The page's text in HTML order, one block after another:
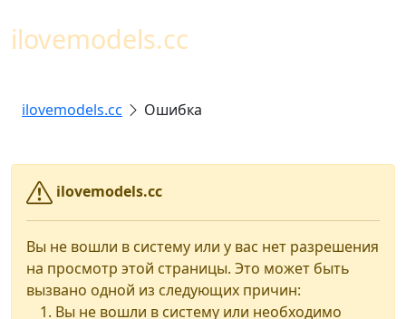
ilovemodels.cc
ilovemodels.cc Ошибка
ilovemodels.cc
Вы не вошли в систему или у вас нет разрешения
на просмотр этой страницы. Это может быть
вызвано одной из следующих причин:
Вы не вошли в систему или необходимо